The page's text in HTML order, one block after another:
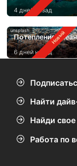
4 дней назад
unsplash
Потепление
6 дней назад
Найти
Найди
Работа по